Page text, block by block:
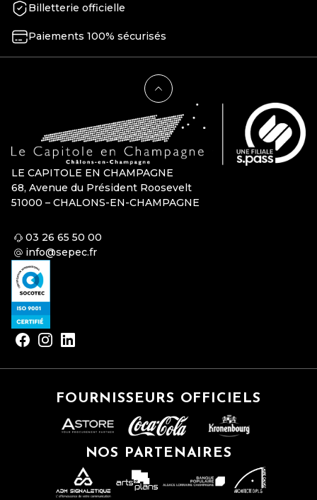
Billetterie officielle
Paiements 100% sécurisés
LE CAPITOLE EN CHAMPAGNE
68, Avenue du Président Roosevelt
51000 – CHALONS-EN-CHAMPAGNE
03 26 65 50 00
info@sepec.fr
FOURNISSEURS OFFICIELS
NOS PARTENAIRES